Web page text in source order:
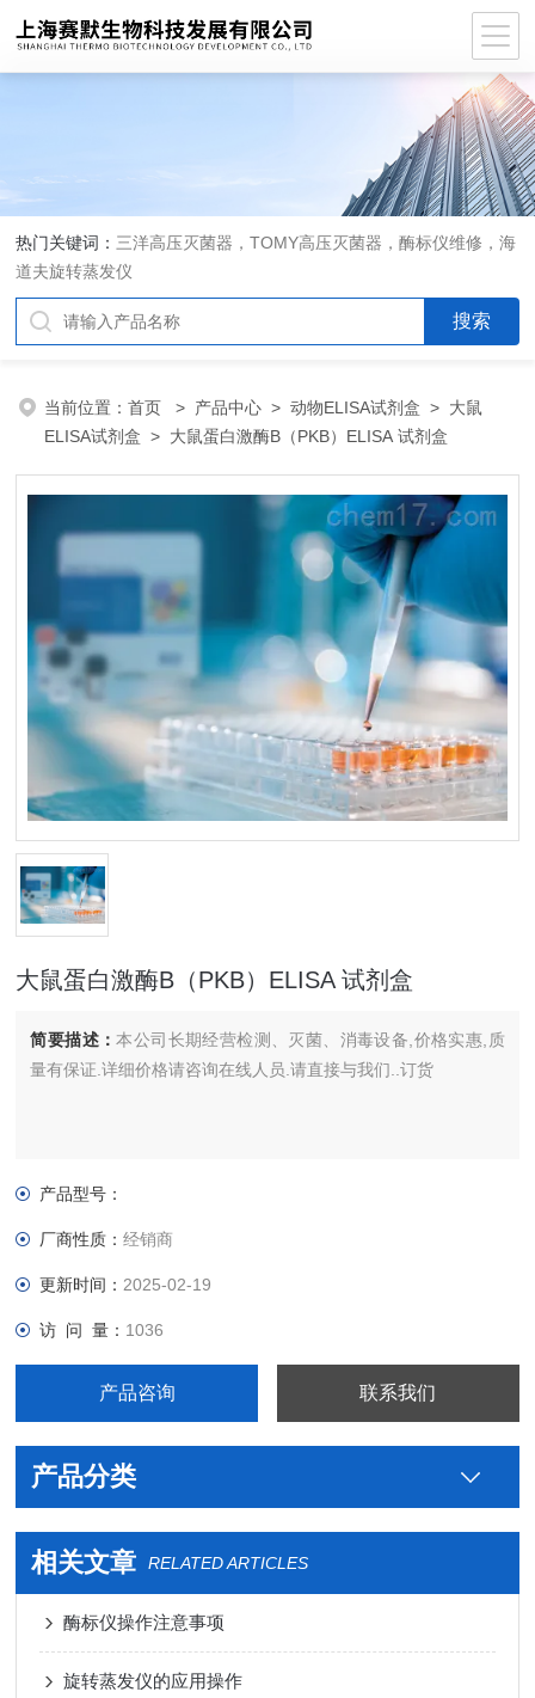
热门关键词： 三洋高压灭菌器，TOMY高压灭菌器，酶标仪维修，海
道夫旋转蒸发仪
当前位置：首页 > 产品中心 >动物ELISA试剂盒 > 大鼠
ELISA试剂盒 > 大鼠蛋白激酶B（PKB）ELISA 试剂盒
大鼠蛋白激酶B（PKB）ELISA 试剂盒
简要描述：本公司长期经营检测、灭菌、消毒设备,价格实惠,质
量有保证.详细价格请咨询在线人员.请直接与我们..订货
产品型号：
厂商性质：经销商
更新时间： 2025-02-19
访 问 量： 1036
产品咨询 联系我们
产品分类
相关文章 RELATED ARTICLES
酶标仪操作注意事项
旋转蒸发仪的应用操作